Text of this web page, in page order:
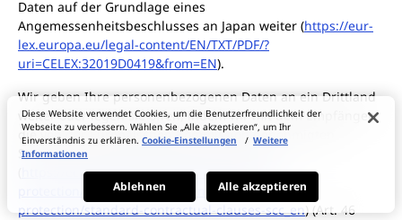
Daten auf der Grundlage eines
Angemessenheitsbeschlusses an Japan weiter (https://eur-
lex.europa.eu/legal-content/EN/TXT/PDF/?
uri=CELEX:32019D0419&from=EN).
Wir geben Ihre personenbezogenen Daten an ein Drittland
weiter oder legen sie offen, indem wir mit dem Empfänger
die von der Europäischen Kommission genehmigten
Standard-Datenschutzklauseln umsetzen
https://ec.europa.eu/info/law/law-topic/data-
protection/international-dimension-data-
protection/standard-contractual-clauses-scc_en) (Art. 46
Diese Website verwendet Cookies, um die Benutzerfreundlichkeit der
Webseite zu verbessern. Wählen Sie „Alle akzeptieren“, um Ihr
Einverständnis zu erklären. Cookie-Einstellungen / Weitere
Informationen
Ablehnen Alle akzeptieren